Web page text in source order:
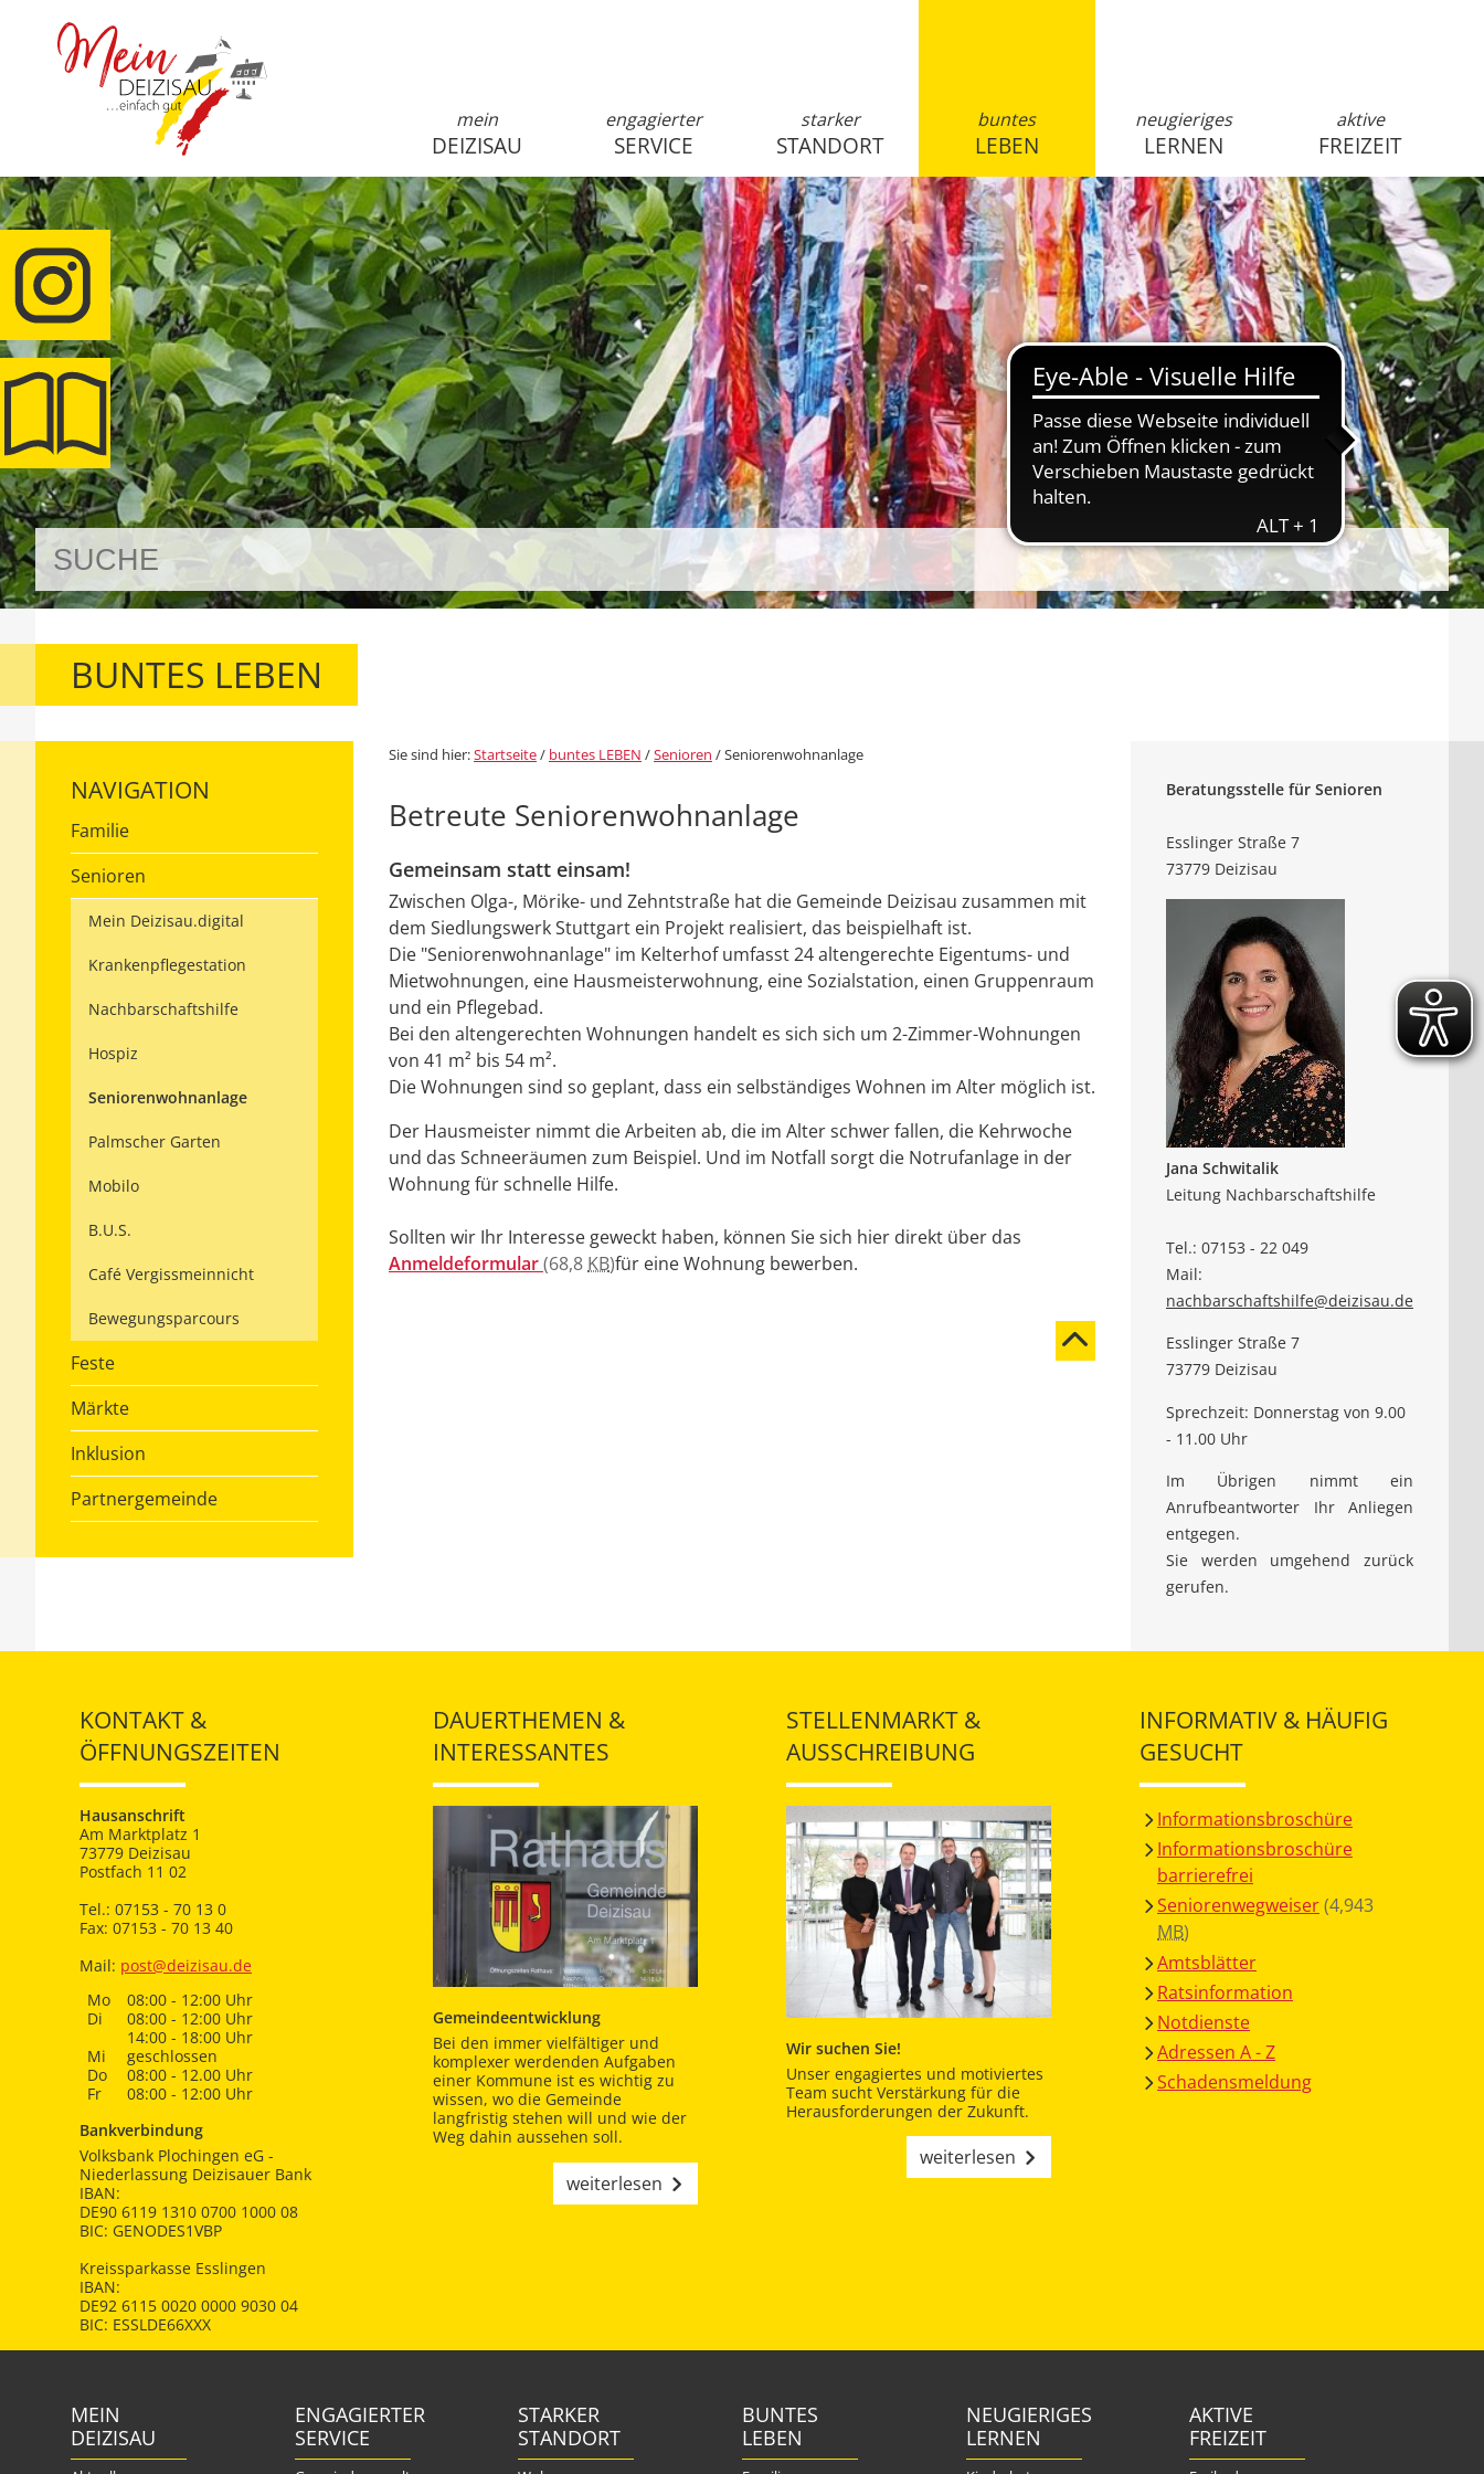
anmelden
mein
DEIZISAU
engagierter
SERVICE
starker
STANDORT
buntes
LEBEN
neugieriges
LERNEN
aktive
FREIZEIT
BUNTES LEBEN
NAVIGATION
Familie
Senioren
Mein Deizisau.digital
Krankenpflegestation
Nachbarschaftshilfe
Hospiz
Seniorenwohnanlage
Palmscher Garten
Mobilo
B.U.S.
Café Vergissmeinnicht
Bewegungsparcours
Feste
Märkte
Inklusion
Partnergemeinde
Sie sind hier:Startseite/ buntes LEBEN /Senioren /Seniorenwohnanlage
Betreute Seniorenwohnanlage
Gemeinsam statt einsam!
Zwischen Olga-, Mörike- und Zehntstraße hat die Gemeinde Deizisau zusammen mit
dem Siedlungswerk Stuttgart ein Projekt realisiert, das beispielhaft ist.
Die "Seniorenwohnanlage" im Kelterhof umfasst 24 altengerechte Eigentums- und
Mietwohnungen, eine Hausmeisterwohnung, eine Sozialstation, einen Gruppenraum
und ein Pflegebad.
Bei den altengerechten Wohnungen handelt es sich sich um 2-Zimmer-Wohnungen
von 41 m² bis 54 m².
Die Wohnungen sind so geplant, dass ein selbständiges Wohnen im Alter möglich ist.
Der Hausmeister nimmt die Arbeiten ab, die im Alter schwer fallen, die Kehrwoche
und das Schneeräumen zum Beispiel. Und im Notfall sorgt die Notrufanlage in der
Wohnung für schnelle Hilfe.
Sollten wir Ihr Interesse geweckt haben, können Sie sich hier direkt über das
Anmeldeformular(68,8 KB)für eine Wohnung bewerben.
Beratungsstelle für Senioren
Esslinger Straße 7
73779 Deizisau
Jana Schwitalik
Leitung Nachbarschaftshilfe
Tel.: 07153 - 22 049
Mail:
nachbarschaftshilfe@deizisau.de
Esslinger Straße 7
73779 Deizisau
Sprechzeit: Donnerstag von 9.00
- 11.00 Uhr
Im Übrigen nimmt ein
Anrufbeantworter Ihr Anliegen
entgegen.
Sie werden umgehend zurück
gerufen.
KONTAKT &
ÖFFNUNGSZEITEN
Hausanschrift
Am Marktplatz 1
73779 Deizisau
Postfach 11 02
Tel.: 07153 - 70 13 0
Fax: 07153 - 70 13 40
Mail: post@deizisau.de
Mo
08:00 - 12:00 Uhr
Di
08:00 - 12:00 Uhr
14:00 - 18:00 Uhr
Mi
geschlossen
Do
08:00 - 12.00 Uhr
Fr
08:00 - 12:00 Uhr
Bankverbindung
Volksbank Plochingen eG -
Niederlassung Deizisauer Bank
IBAN:
DE90 6119 1310 0700 1000 08
BIC: GENODES1VBP
Kreissparkasse Esslingen
IBAN:
DE92 6115 0020 0000 9030 04
BIC: ESSLDE66XXX
DAUERTHEMEN &
INTERESSANTES
Gemeindeentwicklung
Bei den immer vielfältiger und
komplexer werdenden Aufgaben
einer Kommune ist es wichtig zu
wissen, wo die Gemeinde
langfristig stehen will und wie der
Weg dahin aussehen soll.
weiterlesen
STELLENMARKT &
AUSSCHREIBUNG
Wir suchen Sie!
Unser engagiertes und motiviertes
Team sucht Verstärkung für die
Herausforderungen der Zukunft.
weiterlesen
INFORMATIV & HÄUFIG
GESUCHT
Informationsbroschüre
Informationsbroschüre
barrierefrei
Seniorenwegweiser(4,943
MB)
Amtsblätter
Ratsinformation
Notdienste
Adressen A - Z
Schadensmeldung
MEIN
DEIZISAU
ENGAGIERTER
SERVICE
STARKER
STANDORT
BUNTES
LEBEN
NEUGIERIGES
LERNEN
AKTIVE
FREIZEIT